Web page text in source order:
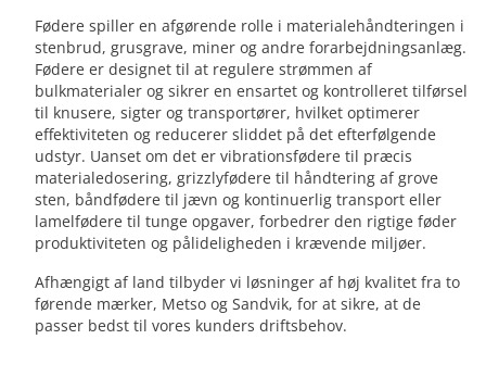
Fødere spiller en afgørende rolle i materialehåndteringen i
stenbrud, grusgrave, miner og andre forarbejdningsanlæg.
Fødere er designet til at regulere strømmen af
bulkmaterialer og sikrer en ensartet og kontrolleret tilførsel
til knusere, sigter og transportører, hvilket optimerer
effektiviteten og reducerer sliddet på det efterfølgende
udstyr. Uanset om det er vibrationsfødere til præcis
materialedosering, grizzlyfødere til håndtering af grove
sten, båndfødere til jævn og kontinuerlig transport eller
lamelfødere til tunge opgaver, forbedrer den rigtige føder
produktiviteten og pålideligheden i krævende miljøer.
Afhængigt af land tilbyder vi løsninger af høj kvalitet fra to
førende mærker, Metso og Sandvik, for at sikre, at de
passer bedst til vores kunders driftsbehov.